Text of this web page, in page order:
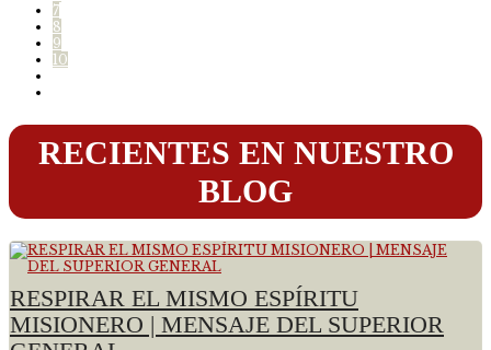
7
8
9
10
RECIENTES EN NUESTRO
BLOG
RESPIRAR EL MISMO ESPÍRITU
MISIONERO | MENSAJE DEL SUPERIOR